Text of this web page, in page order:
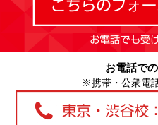
お電話で
※携帯・公衆電